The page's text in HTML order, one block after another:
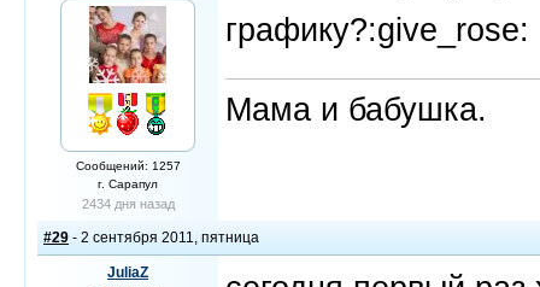
Сообщений: 1257
г. Сарапул
2434 дня назад
графику?:give_rose:
Мама и бабушка.
#29 - 2 сентября 2011, пятница
JuliaZ